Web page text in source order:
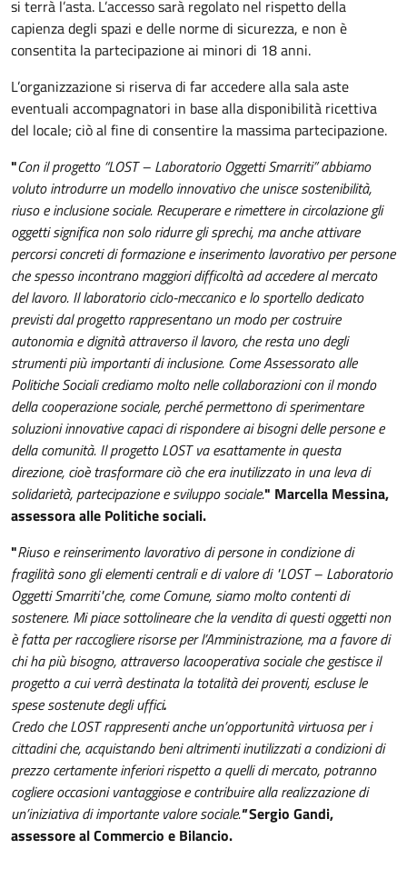
si terrà l’asta. L’accesso sarà regolato nel rispetto della
capienza degli spazi e delle norme di sicurezza, e non è
consentita la partecipazione ai minori di 18 anni.
L’organizzazione si riserva di far accedere alla sala aste
eventuali accompagnatori in base alla disponibilità ricettiva
del locale; ciò al fine di consentire la massima partecipazione.
"Con il progetto “LOST – Laboratorio Oggetti Smarriti” abbiamo
voluto introdurre un modello innovativo che unisce sostenibilità,
riuso e inclusione sociale. Recuperare e rimettere in circolazione gli
oggetti significa non solo ridurre gli sprechi, ma anche attivare
percorsi concreti di formazione e inserimento lavorativo per persone
che spesso incontrano maggiori difficoltà ad accedere al mercato
del lavoro. Il laboratorio ciclo-meccanico e lo sportello dedicato
previsti dal progetto rappresentano un modo per costruire
autonomia e dignità attraverso il lavoro, che resta uno degli
strumenti più importanti di inclusione. Come Assessorato alle
Politiche Sociali crediamo molto nelle collaborazioni con il mondo
della cooperazione sociale, perché permettono di sperimentare
soluzioni innovative capaci di rispondere ai bisogni delle persone e
della comunità. Il progetto LOST va esattamente in questa
direzione, cioè trasformare ciò che era inutilizzato in una leva di
solidarietà, partecipazione e sviluppo sociale." Marcella Messina,
assessora alle Politiche sociali.
"Riuso e reinserimento lavorativo di persone in condizione di
fragilità sono gli elementi centrali e di valore di "LOST – Laboratorio
Oggetti Smarriti"che, come Comune, siamo molto contenti di
sostenere. Mi piace sottolineare che la vendita di questi oggetti non
è fatta per raccogliere risorse per l’Amministrazione, ma a favore di
chi ha più bisogno, attraverso lacooperativa sociale che gestisce il
progetto a cui verrà destinata la totalità dei proventi, escluse le
spese sostenute degli uffici.
Credo che LOST rappresenti anche un’opportunità virtuosa per i
cittadini che, acquistando beni altrimenti inutilizzati a condizioni di
prezzo certamente inferiori rispetto a quelli di mercato, potranno
cogliere occasioni vantaggiose e contribuire alla realizzazione di
un’iniziativa di importante valore sociale."Sergio Gandi,
assessore al Commercio e Bilancio.